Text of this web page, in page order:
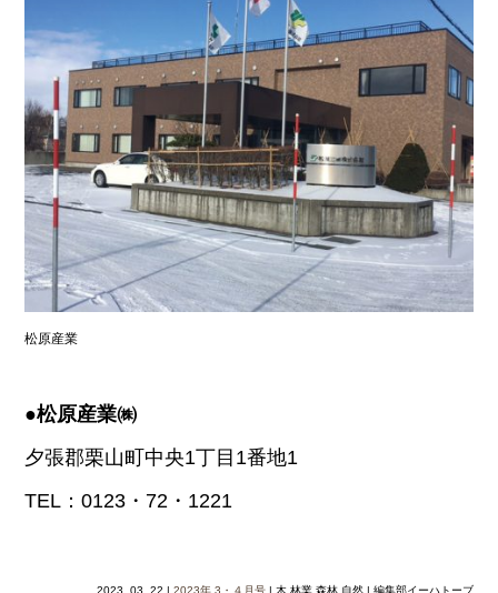
松原産業
●松原産業㈱
夕張郡栗山町中央1丁目1番地1
TEL：0123・72・1221
2023_03_22 | 2023年 3・４月号| 木 林業 森林 自然 | 編集部イーハトーブ